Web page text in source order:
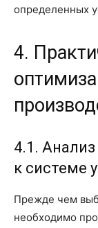
определенных
4.
4.1.
к системе
Прежде чем
необходимо